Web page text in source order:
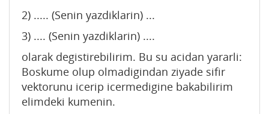
2) ..... (Senin yazdiklarin) ...
3) .... (Senin yazdiklarin) ....
olarak degistirebilirim. Bu su acidan yararli:
Boskume olup olmadigindan ziyade sifir
vektorunu icerip icermedigine bakabilirim
elimdeki kumenin.